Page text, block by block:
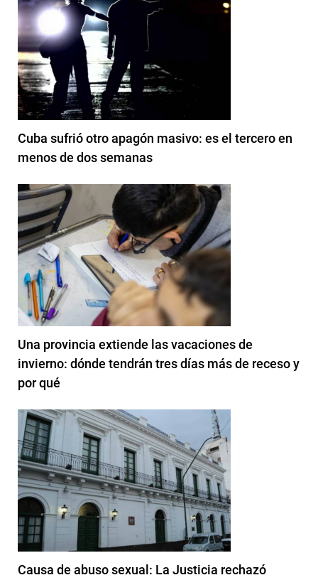
Cuba sufrió otro apagón masivo: es el tercero en
menos de dos semanas
Una provincia extiende las vacaciones de
invierno: dónde tendrán tres días más de receso y
por qué
Causa de abuso sexual: La Justicia rechazó